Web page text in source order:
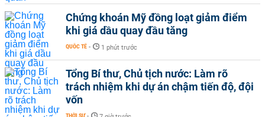
Chứng khoán Mỹ đồng loạt giảm điểm
khi giá dầu quay đầu tăng
QUỐC TẾ - 1 phút trước
Tổng Bí thư, Chủ tịch nước: Làm rõ
trách nhiệm khi dự án chậm tiến độ, đội
vốn
THỜI SỰ